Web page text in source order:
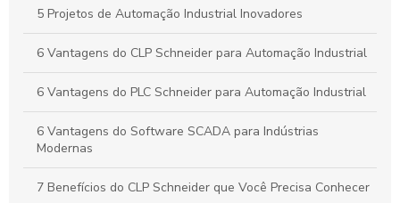
5 Projetos de Automação Industrial Inovadores
6 Vantagens do CLP Schneider para Automação Industrial
6 Vantagens do PLC Schneider para Automação Industrial
6 Vantagens do Software SCADA para Indústrias
Modernas
7 Benefícios do CLP Schneider que Você Precisa Conhecer